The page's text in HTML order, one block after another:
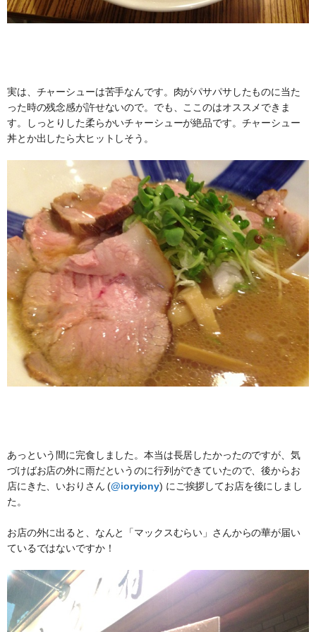
実は、チャーシューは苦手なんです。肉がパサパサしたものに当た
った時の残念感が許せないので。でも、ここのはオススメできま
す。しっとりした柔らかいチャーシューが絶品です。チャーシュー
丼とか出したら大ヒットしそう。
あっという間に完食しました。本当は長居したかったのですが、気
づけばお店の外に雨だというのに行列ができていたので、後からお
店にきた、いおりさん (@ioryiony) にご挨拶してお店を後にしまし
た。
お店の外に出ると、なんと「マックスむらい」さんからの華が届い
ているではないですか！